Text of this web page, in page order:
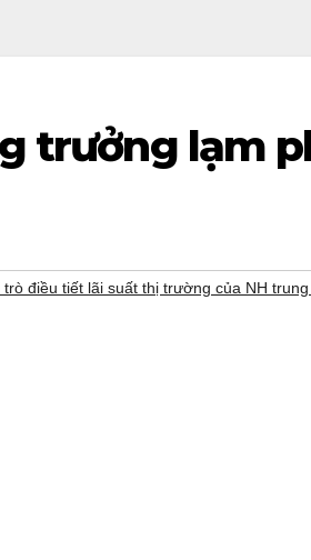
trưởng lạm
điều tiết lãi suất thị trường của NH